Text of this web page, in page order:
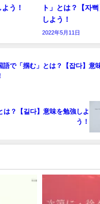
う！
ト」とは？【자
しよう！
2022年5月11日
語で「掴む」とは？【잡다】意
は？【길다】意味を勉強しよ
う！